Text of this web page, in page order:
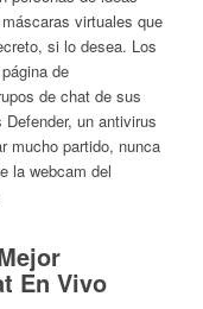
virtuales que
si lo desea. Los
de
de chat de sus
un antivirus
mucho partido, nunca
la webcam del
En Vivo